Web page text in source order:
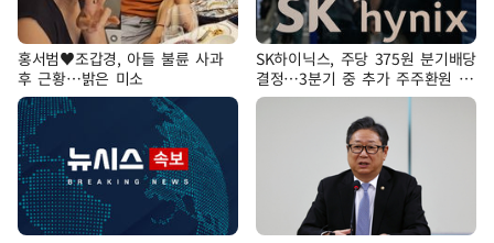
홍서범♥조갑경, 아들 불륜 사과
후 근황…밝은 미소
SK하이닉스, 주당 375원 분기배당
결정…3분기 중 추가 주주환원 발
표